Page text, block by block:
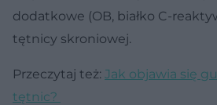
dodatkowe (OB, białko C-
tętnicy skroniowej.
Przeczytaj też: Jak objawia się
tętnic?